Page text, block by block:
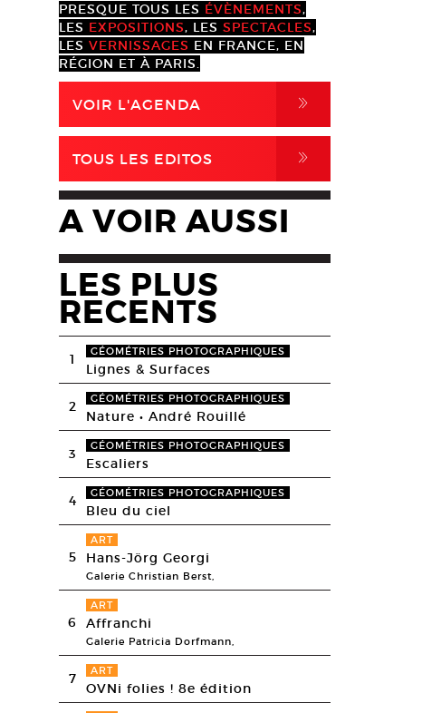
PRESQUE TOUS LES ÉVÈNEMENTS,
LES EXPOSITIONS, LES SPECTACLES,
LES VERNISSAGES EN FRANCE, EN
RÉGION ET À PARIS.
VOIR L'AGENDA ,
TOUS LES EDITOS ,
A VOIR AUSSI
LES PLUS
RECENTS
1 GÉOMÉTRIES PHOTOGRAPHIQUES
Lignes & Surfaces
2 GÉOMÉTRIES PHOTOGRAPHIQUES
Nature • André Rouillé
3 GÉOMÉTRIES PHOTOGRAPHIQUES
Escaliers
4 GÉOMÉTRIES PHOTOGRAPHIQUES
Bleu du ciel
5
ART
Hans-Jörg Georgi
Galerie Christian Berst,
6
ART
Affranchi
Galerie Patricia Dorfmann,
7 ART
OVNi folies ! 8e édition